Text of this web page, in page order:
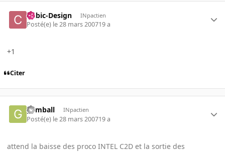
Cubic-Design INpactien
Posté(e) le 28 mars 200719 a
+1
Citer
gvmball INpactien
Posté(e) le 28 mars 200719 a
attend la baisse des proco INTEL C2D et la sortie des